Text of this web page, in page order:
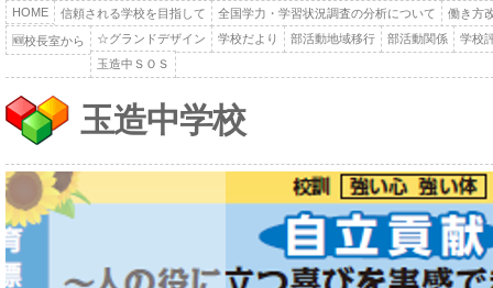
HOME 信頼される学校を目指して 全国学力・学習状況調査の分析について 働き方
🆕校長室から ☆グランドデザイン 学校だより 部活動地域移行 部活動関係
学校
玉造中ＳＯＳ
玉造中学校